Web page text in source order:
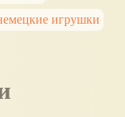
игрушки